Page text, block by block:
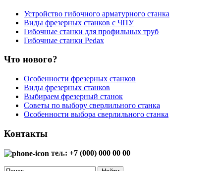
Устройство гибочного арматурного станка
Виды фрезерных станков с ЧПУ
Гибочные станки для профильных труб
Гибочные станки Pedax
Что нового?
Особенности фрезерных станков
Виды фрезерных станков
Выбираем фрезерный станок
Советы по выбору сверлильного станка
Особенности выбора сверлильного станка
Контакты
тел.: +7 (000) 000 00 00